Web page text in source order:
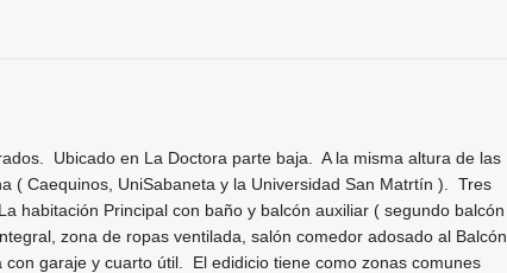
Ubicado en La Doctora parte baja. A la misma altura de las
( Caequinos, UniSabaneta y la Universidad San Matrtín ). Tres
habitación Principal con baño y balcón auxiliar ( segundo balcón
zona de ropas ventilada, salón comedor adosado al Balcón
garaje y cuarto útil. El edidicio tiene como zonas comunes